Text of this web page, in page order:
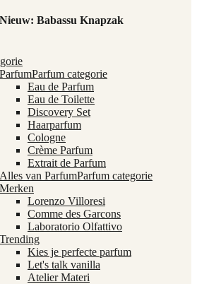
Nieuw: Babassu Knapzak
ParfumParfum categorie
Eau de Parfum
Eau de Toilette
Discovery Set
Haarparfum
Cologne
Crème Parfum
Extrait de Parfum
Alles van ParfumParfum categorie
Merken
Lorenzo Villoresi
Comme des Garcons
Laboratorio Olfattivo
Trending
Kies je perfecte parfum
Let's talk vanilla
Atelier Materi